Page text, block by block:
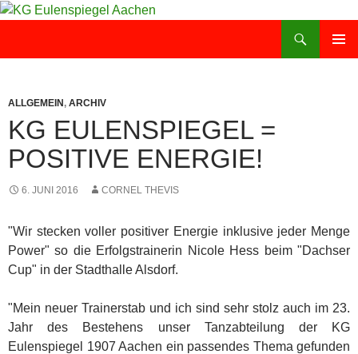
Zum
ALLGEMEIN, ARCHIV
KG EULENSPIEGEL =
POSITIVE ENERGIE!
6. JUNI 2016 CORNEL THEVIS
"Wir stecken voller positiver Energie inklusive jeder Menge
Power" so die Erfolgstrainerin Nicole Hess beim "Dachser
Cup" in der Stadthalle Alsdorf.
"Mein neuer Trainerstab und ich sind sehr stolz auch im 23.
Jahr des Bestehens unser Tanzabteilung der KG
Eulenspiegel 1907 Aachen ein passendes Thema gefunden